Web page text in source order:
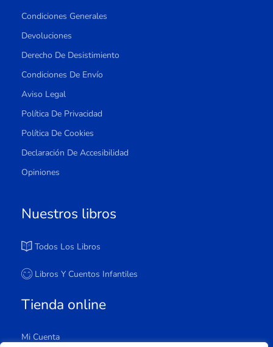
Condiciones Generales
Devoluciones
Derecho De Desistimiento
Condiciones De Envío
Aviso Legal
Política De Privacidad
Política De Cookies
Declaración De Accesibilidad
Opiniones
Nuestros libros
Todos Los Libros
Libros Y Cuentos Infantiles
Tienda online
Mi Cuenta